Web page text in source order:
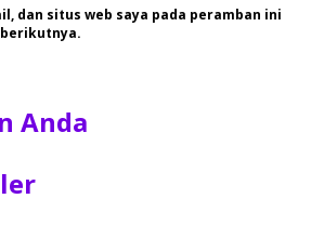
dan situs web saya pada peramban ini
Anda